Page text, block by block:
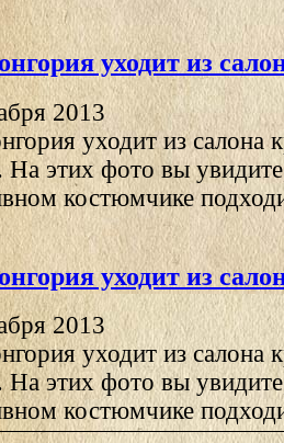
уходит из
2013
уходит из салона
На этих фото вы
костюмчике
уходит из
2013
уходит из салона
На этих фото вы
костюмчике